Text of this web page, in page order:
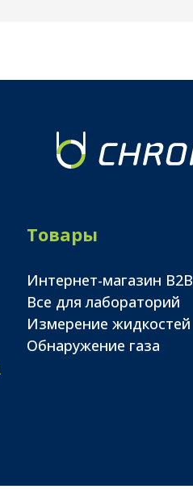
Товары
Интернет-магазин B2B
Все для лабораторий
Измерение жидкостей
Обнаружение газа